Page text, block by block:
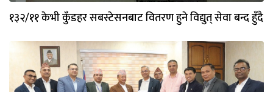
१३२/११ केभी कुँडहर सबस्टेसनबाट वितरण हुने विद्युत् सेवा बन्द हुँदै